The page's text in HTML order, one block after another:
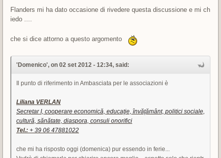
Flanders mi ha dato occasione di rivedere questa discussione e mi ch
iedo ....
che si dice attorno a questo argomento
'Domenico', on 02 set 2012 - 12:34, said:
Il punto di riferimento in Ambasciata per le associazioni è
Liliana VERLAN
Secretar I, cooperare economică, educaţie, învăţământ, politici sociale,
cultură, sănătate, diaspora, consuli onorifici
Tel.: + 39 06 47881022
che mi ha risposto oggi (domenica) pur essendo in ferie...